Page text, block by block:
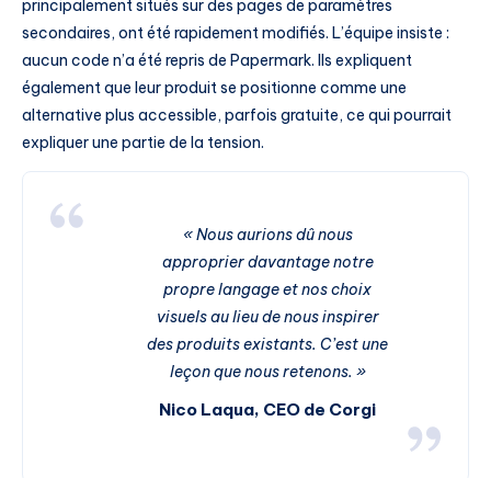
principalement situés sur des pages de paramètres
secondaires, ont été rapidement modifiés. L’équipe insiste :
aucun code n’a été repris de Papermark. Ils expliquent
également que leur produit se positionne comme une
alternative plus accessible, parfois gratuite, ce qui pourrait
expliquer une partie de la tension.
« Nous aurions dû nous
approprier davantage notre
propre langage et nos choix
visuels au lieu de nous inspirer
des produits existants. C’est une
leçon que nous retenons. »
Nico Laqua, CEO de Corgi